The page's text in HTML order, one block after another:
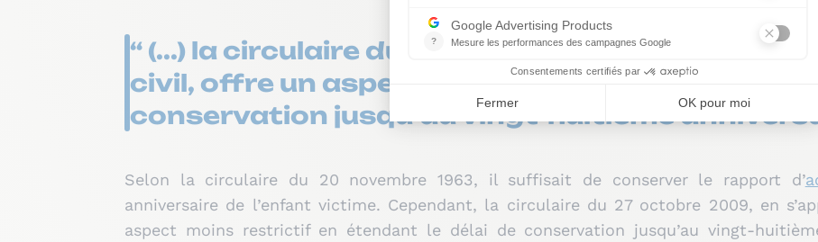
“ (...) la circulaire du 27 octobre 2009, en
civil, offre un aspect moins restrictif en
conservation jusqu’au vingt-huitième
Selon la circulaire du 20 novembre 1963, il suffisait de conserver le rapport d’
anniversaire de l’enfant victime. Cependant, la circulaire du 27 octobre 2009, en
aspect moins restrictif en étendant le délai de conservation jusqu’au vingt-